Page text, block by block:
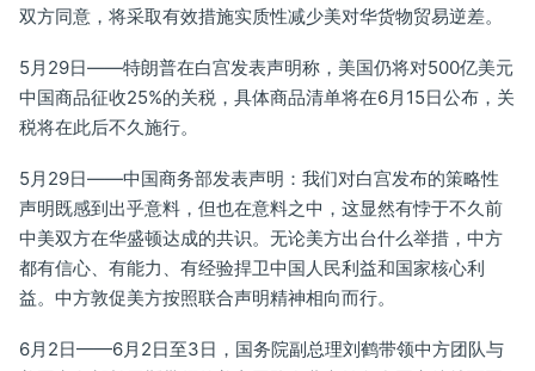
双方同意，将采取有效措施实质性减少美对华货物贸易逆差。
5月29日——特朗普在白宫发表声明称，美国仍将对500亿美元
中国商品征收25%的关税，具体商品清单将在6月15日公布，关
税将在此后不久施行。
5月29日——中国商务部发表声明：我们对白宫发布的策略性
声明既感到出乎意料，但也在意料之中，这显然有悖于不久前
中美双方在华盛顿达成的共识。无论美方出台什么举措，中方
都有信心、有能力、有经验捍卫中国人民利益和国家核心利
益。中方敦促美方按照联合声明精神相向而行。
6月2日——6月2日至3日，国务院副总理刘鹤带领中方团队与